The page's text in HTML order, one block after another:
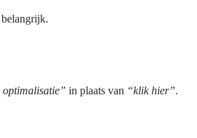
optimalisatie” in plaats van “klik hier”.